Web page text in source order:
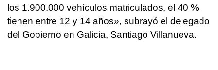
los 1.900.000 vehículos matriculados, el 40 %
tienen entre 12 y 14 años», subrayó el delegado
del Gobierno en Galicia, Santiago Villanueva.